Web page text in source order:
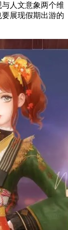
人文意象两个维
展现假期出游的